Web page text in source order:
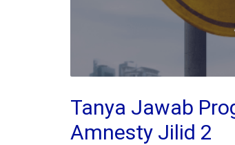
Tanya Jawab
Amnesty Jilid 2